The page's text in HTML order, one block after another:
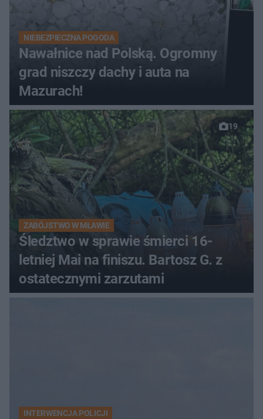
NIEBEZPIECZNA POGODA
Nawałnice nad Polską. Ogromny
grad niszczy dachy i auta na
Mazurach!
19
ZABÓJSTWO W MŁAWIE
Śledztwo w sprawie śmierci 16-
letniej Mai na finiszu. Bartosz G. z
ostatecznymi zarzutami
INTERWENCJA POLICJI